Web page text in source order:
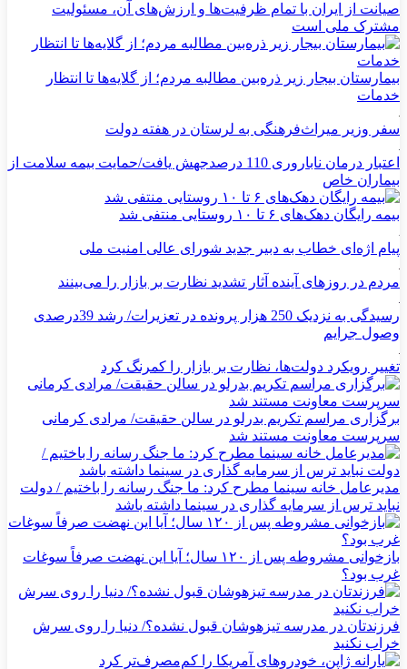
صیانت از ایران با تمام ظرفیت‌ها و ارزش‌های آن، مسئولیت
مشترک ملی است
بیمارستان بیجار زیر ذره‌بین مطالبه مردم؛ از گلایه‌ها تا انتظار
خدمات
سفر وزیر میراث‌فرهنگی به لرستان در هفته دولت
اعتبار درمان ناباروری 110 درصدجهش یافت/حمایت بیمه سلامت از
بیماران خاص
بیمه رایگان دهک‌های ۶ تا ۱۰ روستایی منتفی شد
پیام اژه‌ای خطاب به دبیر جدید شورای عالی امنیت ملی
مردم در روزهای آینده آثار تشدید نظارت بر بازار را می‌بینند
رسیدگی به نزدیک 250 هزار پرونده در تعزیرات/ رشد 39درصدی
وصول جرایم
تغییر رویکرد دولت‌ها، نظارت بر بازار را کمرنگ کرد
برگزاری مراسم تکریم بدرلو در سالن حقیقت/ مرادی کرمانی
سرپرست معاونت مستند شد
مدیرعامل خانه سینما مطرح‌ کرد: ما جنگ رسانه را باختیم / دولت
نباید ترس از سرمایه گذاری در سینما داشته باشد
بازخوانی مشروطه پس از ۱۲۰ سال؛ آیا این نهضت صرفاً سوغات
غرب بود؟
فرزندتان در مدرسه تیزهوشان قبول نشده؟/ دنیا را روی سرش
خراب نکنید